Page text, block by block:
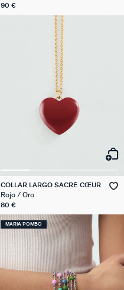
90 €
COLLAR LARGO SACRÉ CŒUR
Rojo / Oro
80 €
MARIA POMBO